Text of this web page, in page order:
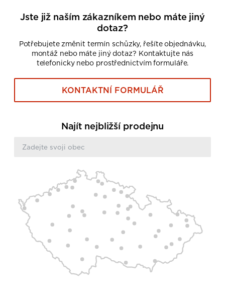
Jste již naším zákazníkem nebo máte jiný
dotaz?
Potřebujete změnit termín schůzky, řešíte objednávku,
montáž nebo máte jiný dotaz? Kontaktujte nás
telefonicky nebo prostřednictvím formuláře.
KONTAKTNÍ FORMULÁŘ
Najít nejbližší prodejnu